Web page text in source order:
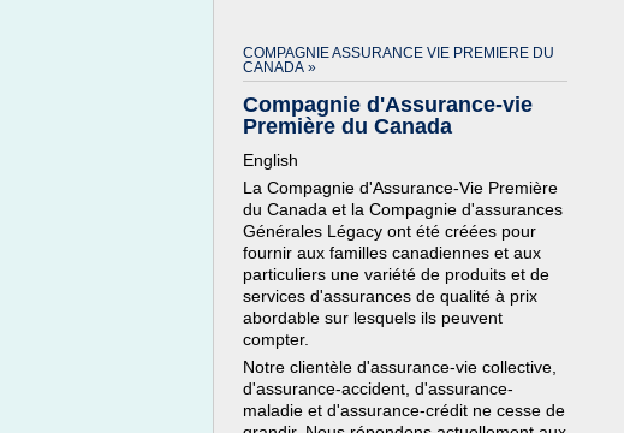
COMPAGNIE ASSURANCE VIE PREMIERE DU
CANADA »
Compagnie d'Assurance-vie
Première du Canada
English
La Compagnie d'Assurance-Vie Première
du Canada et la Compagnie d'assurances
Générales Légacy ont été créées pour
fournir aux familles canadiennes et aux
particuliers une variété de produits et de
services d'assurances de qualité à prix
abordable sur lesquels ils peuvent
compter.
Notre clientèle d'assurance-vie collective,
d'assurance-accident, d'assurance-
maladie et d'assurance-crédit ne cesse de